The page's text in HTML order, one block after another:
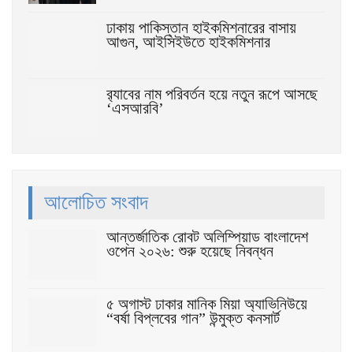
ঢাকায় পাকিস্তান হাইকমিশনারের বাসায়
আগুন, আইসিইউতে হাইকমিশনার
র‌্যাবের নাম পরিবর্তন হয়ে নতুন রূপে আসছে
‘এসআরবি’
আলোচিত সংবাদ
আন্তর্জাতিক রোবট অলিম্পিয়াড বাংলাদেশ
ওপেন ২০২৬: শুরু হয়েছে নিবন্ধন
৫ অগাস্ট ঢাকার মানিক মিয়া অ্যাভিনিউয়ে
“বর্ষা বিপ্লবের গান” উন্মুক্ত কনসার্ট